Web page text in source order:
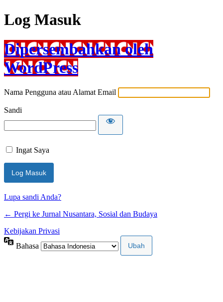
Log Masuk
Dipersembahkan oleh
WordPress
Nama Pengguna atau Alamat Email
Sandi
Ingat Saya
Lupa sandi Anda?
← Pergi ke Jurnal Nusantara, Sosial dan Budaya
Kebijakan Privasi
Bahasa